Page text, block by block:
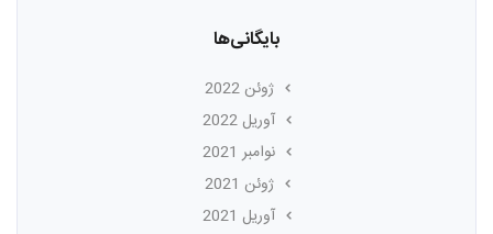
بایگانی‌ها
ژوئن 2022
آوریل 2022
نوامبر 2021
ژوئن 2021
آوریل 2021